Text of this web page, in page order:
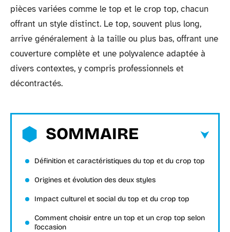
pièces variées comme le top et le crop top, chacun
offrant un style distinct. Le top, souvent plus long,
arrive généralement à la taille ou plus bas, offrant une
couverture complète et une polyvalence adaptée à
divers contextes, y compris professionnels et
décontractés.
SOMMAIRE
Définition et caractéristiques du top et du crop top
Origines et évolution des deux styles
Impact culturel et social du top et du crop top
Comment choisir entre un top et un crop top selon
l’occasion